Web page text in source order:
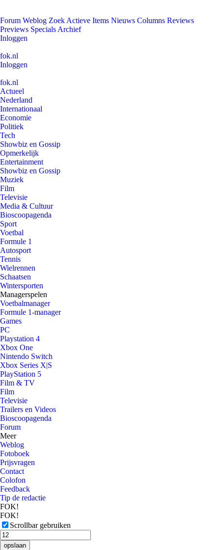
Forum Weblog Zoek Actieve Items Nieuws Columns Reviews
Previews Specials Archief
Inloggen
fok.nl
Inloggen
fok.nl
Actueel
Nederland
Internationaal
Economie
Politiek
Tech
Showbiz en Gossip
Opmerkelijk
Entertainment
Showbiz en Gossip
Muziek
Film
Televisie
Media & Cultuur
Bioscoopagenda
Sport
Voetbal
Formule 1
Autosport
Tennis
Wielrennen
Schaatsen
Wintersporten
Managerspelen
Voetbalmanager
Formule 1-manager
Games
PC
Playstation 4
Xbox One
Nintendo Switch
Xbox Series X|S
PlayStation 5
Film & TV
Film
Televisie
Trailers en Videos
Bioscoopagenda
Forum
Meer
Weblog
Fotoboek
Prijsvragen
Contact
Colofon
Feedback
Tip de redactie
FOK!
FOK!
Scrollbar gebruiken
opslaan